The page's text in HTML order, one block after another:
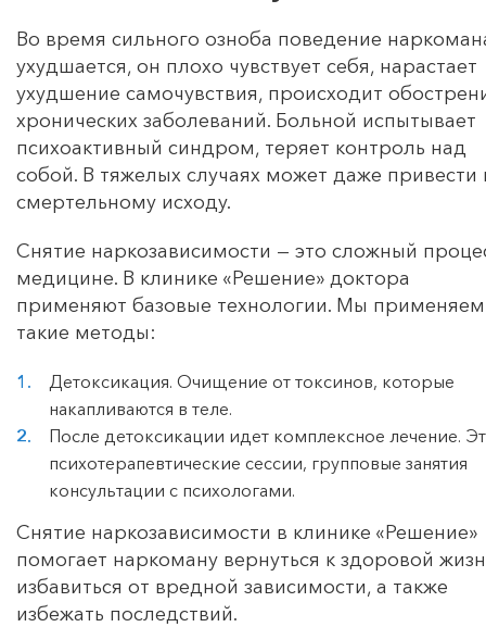
Во время сильного озноба поведение
ухудшается, он плохо чувствует себя, нарастает
ухудшение самочувствия, происходит
хронических заболеваний. Больной испытывает
психоактивный синдром, теряет контроль над
собой. В тяжелых случаях может даже привести
смертельному исходу.
Снятие наркозависимости — это сложный
медицине. В клинике «Решение» доктора
применяют базовые технологии. Мы применяем
такие методы:
Детоксикация. Очищение от токсинов, которые
накапливаются в теле.
После детоксикации идет комплексное лечение.
психотерапевтические сессии, групповые занятия
консультации с психологами.
Снятие наркозависимости в клинике «Решение»
помогает наркоману вернуться к здоровой
избавиться от вредной зависимости, а также
избежать последствий.